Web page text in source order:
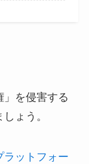
」を侵害する
ょう。
ラットフォー